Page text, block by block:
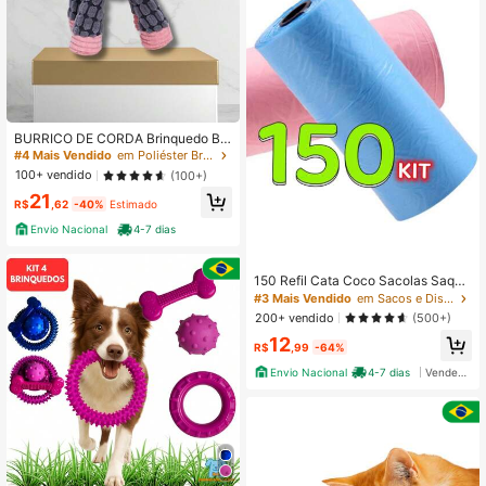
BURRICO DE CORDA Brinquedo Bu
rrinho Bichinho de Pelúcia para Cac
horro Cães Pet Mordedor com Apito
Som
#4 Mais Vendido
em Poliéster Brinquedos sonoros para animais de es
100+ vendido
(100+)
R$21 ,62 -40% Estimado
Envio Nacional
4-7 dias
150 Refil Cata Coco Sacolas Saqui
nhos Prático Para Pet Promoção
#3 Mais Vendido
em Sacos e Dispensador para Recolher Fezes de Anim
200+ vendido
(500+)
R$12 ,99 -64%
Envio Nacional
4-7 dias